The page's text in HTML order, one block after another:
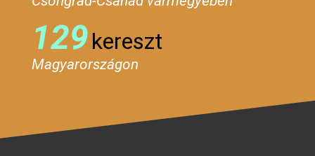
129kereszt
Magyarországon